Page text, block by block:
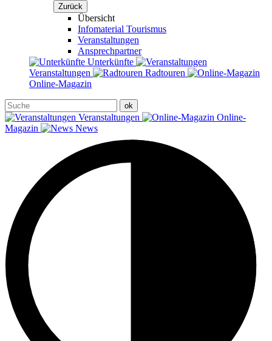
Zurück
Übersicht
Infomaterial Tourismus
Veranstaltungen
Ansprechpartner
Unterkünfte
Veranstaltungen
Radtouren
Online-Magazin
Veranstaltungen
Online-
Magazin
News